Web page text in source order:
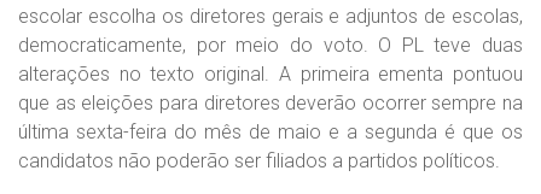
escolar escolha os diretores gerais e adjuntos de escolas,
democraticamente, por meio do voto. O PL teve duas
alterações no texto original. A primeira ementa pontuou
que as eleições para diretores deverão ocorrer sempre na
última sexta-feira do mês de maio e a segunda é que os
candidatos não poderão ser filiados a partidos políticos.